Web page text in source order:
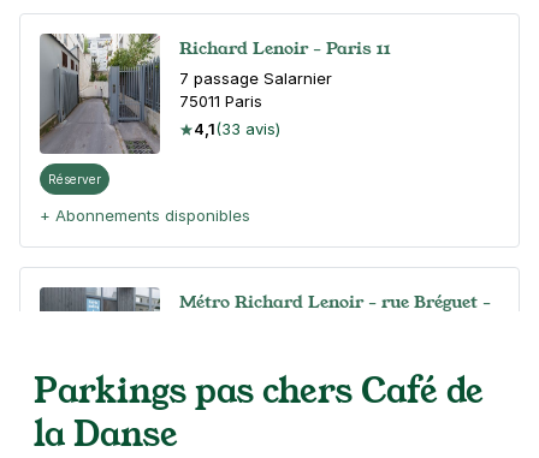
Richard Lenoir - Paris 11
7 passage Salarnier
75011 Paris
4,1(33 avis)
Réserver
+ Abonnements disponibles
Métro Richard Lenoir - rue Bréguet -
75011Paris
4,5
4 € /heure,32 €/jour,
Parkings pas chers Café de
la Danse